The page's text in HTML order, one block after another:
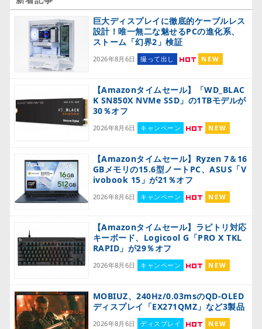
巨大ディスプレイに徹底的ケーブルレス
設計！唯一無二な魅せるPCの進化系、
ストーム「幻界2」検証
2026年8月6日 撮って出し NEW
【Amazonタイムセール】「WD_BLAC
K SN850X NVMe SSD」の1TBモデルが
30％オフ
2026年8月6日 キャンペーン NEW
【Amazonタイムセール】Ryzen 7＆16
GBメモリの15.6型ノートPC、ASUS「V
ivobook 15」が21％オフ
2026年8月6日 キャンペーン NEW
【Amazonタイムセール】ラピトリ対応
キーボード、Logicool G「PRO X TKL
RAPID」が29％オフ
2026年8月6日 キャンペーン NEW
MOBIUZ、240Hz/0.03msのQD-OLED
ディスプレイ「EX271QMZ」など3製品
2026年8月6日 ディスプレイ NEW